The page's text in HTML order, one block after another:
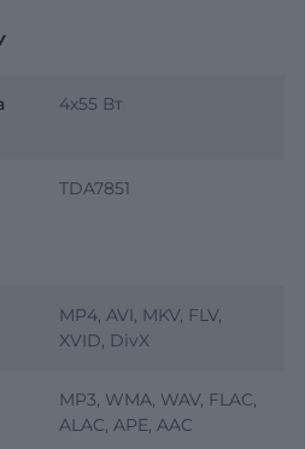
4х55 Вт
TDA7851
MP4, AVI, MKV, FLV,
XVID, DivX
MP3, WMA, WAV, FLAC,
ALAC, APE, AAC